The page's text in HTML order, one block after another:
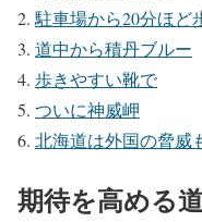
駐車場から20分ほど
道中から積丹ブルー
歩きやすい靴で
ついに神威岬
北海道は外国の脅威
期待を高める